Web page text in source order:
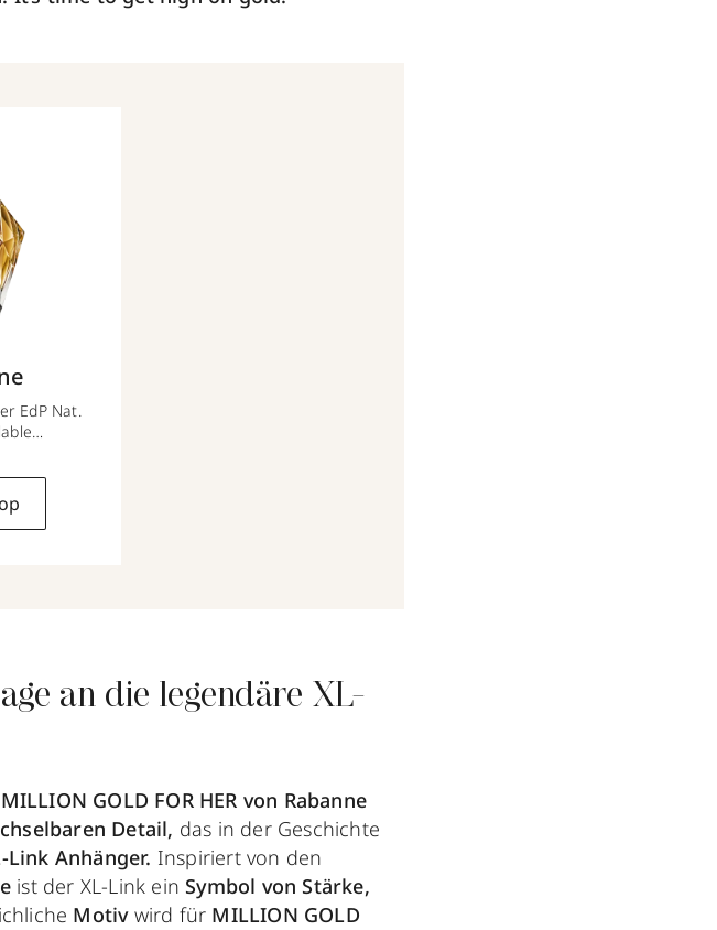
EdP Nat.
an die legendäre XL-
GOLD FOR HER von Rabanne
Detail, das in der Geschichte
Link Anhänger. Inspiriert von den
ist der XL-Link ein Symbol von Stärke,
Motiv wird für MILLION GOLD